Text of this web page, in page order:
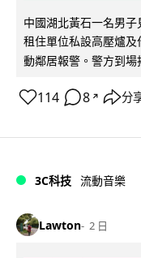
中國湖北黃石一名男
租住單位私設高壓爐
動鄰居報警。警方到場
114 8 ↗ 分
3C科技 流動音樂
Lawton 2 日